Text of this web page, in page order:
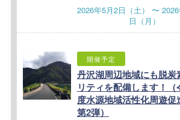
2026年5月2日（土） 〜
日（月）
開催予定
丹沢湖周辺地域にも脱炭
リティを配備します！（
度水源地域活性化周遊促
第2弾）